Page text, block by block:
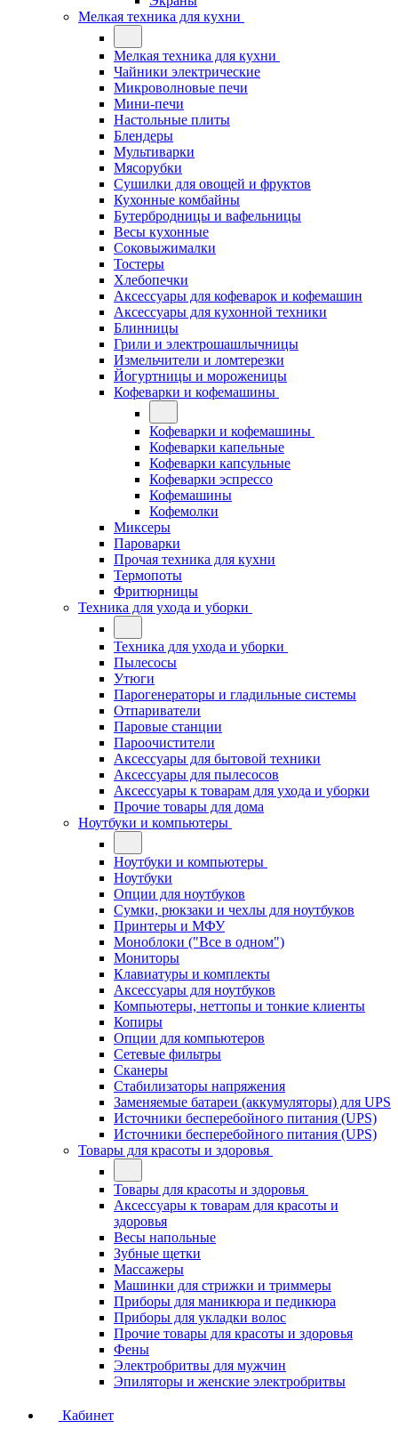
Мелкая техника для кухни
Мелкая техника для кухни
Чайники электрические
Микроволновые печи
Мини-печи
Настольные плиты
Блендеры
Мультиварки
Мясорубки
Сушилки для овощей и фруктов
Кухонные комбайны
Бутербродницы и вафельницы
Весы кухонные
Соковыжималки
Тостеры
Хлебопечки
Аксессуары для кофеварок и кофемашин
Аксессуары для кухонной техники
Блинницы
Грили и электрошашлычницы
Измельчители и ломтерезки
Йогуртницы и мороженицы
Кофеварки и кофемашины
Кофеварки и кофемашины
Кофеварки капельные
Кофеварки капсульные
Кофеварки эспрессо
Кофемашины
Кофемолки
Миксеры
Пароварки
Прочая техника для кухни
Термопоты
Фритюрницы
Техника для ухода и уборки
Техника для ухода и уборки
Пылесосы
Утюги
Парогенераторы и гладильные системы
Отпариватели
Паровые станции
Пароочистители
Аксессуары для бытовой техники
Аксессуары для пылесосов
Аксессуары к товарам для ухода и уборки
Прочие товары для дома
Ноутбуки и компьютеры
Ноутбуки и компьютеры
Ноутбуки
Опции для ноутбуков
Сумки, рюкзаки и чехлы для ноутбуков
Принтеры и МФУ
Моноблоки ("Все в одном")
Мониторы
Клавиатуры и комплекты
Аксессуары для ноутбуков
Компьютеры, неттопы и тонкие клиенты
Копиры
Опции для компьютеров
Сетевые фильтры
Сканеры
Стабилизаторы напряжения
Заменяемые батареи (аккумуляторы) для UPS
Источники бесперебойного питания (UPS)
Источники бесперебойного питания (UPS)
Товары для красоты и здоровья
Товары для красоты и здоровья
Аксессуары к товарам для красоты и
здоровья
Весы напольные
Зубные щетки
Массажеры
Машинки для стрижки и триммеры
Приборы для маникюра и педикюра
Приборы для укладки волос
Прочие товары для красоты и здоровья
Фены
Электробритвы для мужчин
Эпиляторы и женские электробритвы
Кабинет